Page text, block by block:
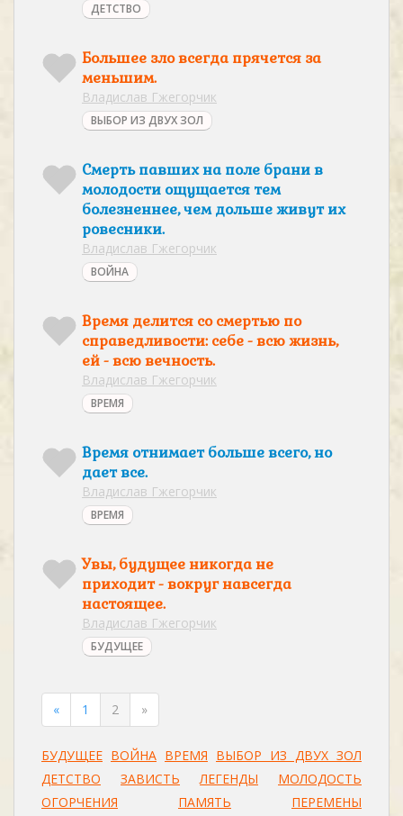
ДЕТСТВО
Большее зло всегда прячется за
меньшим.
Владислав Гжегорчик
ВЫБОР ИЗ ДВУХ ЗОЛ
Смерть павших на поле брани в
молодости ощущается тем
болезненнее, чем дольше живут их
ровесники.
Владислав Гжегорчик
ВОЙНА
Время делится со смертью по
справедливости: себе - всю жизнь,
ей - всю вечность.
Владислав Гжегорчик
ВРЕМЯ
Время отнимает больше всего, но
дает все.
Владислав Гжегорчик
ВРЕМЯ
Увы, будущее никогда не
приходит - вокруг навсегда
настоящее.
Владислав Гжегорчик
БУДУЩЕЕ
« 1 2 »
БУДУЩЕЕ ВОЙНА ВРЕМЯ ВЫБОР ИЗ ДВУХ ЗОЛ
ДЕТСТВО
ЗАВИСТЬ ЛЕГЕНДЫ
МОЛОДОСТЬ
ОГОРЧЕНИЯ
ПАМЯТЬ
ПЕРЕМЕНЫ